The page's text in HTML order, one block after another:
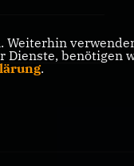
Weiterhin
.